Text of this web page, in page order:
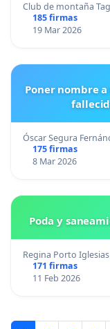
Club de montaña
185 firmas
19 Mar 2026
Poner nombre
Óscar Segura
175 firmas
8 Mar 2026
Poda y
Regina Porto Iglesias
171 firmas
11 Feb 2026